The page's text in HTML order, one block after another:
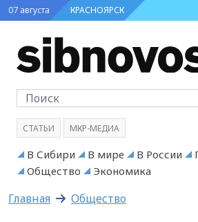
07 августа КРАСНОЯРСК
СТАТЬИ МКР-МЕДИА
В Сибири В мире В России
Общество
Экономика
Главная Общество